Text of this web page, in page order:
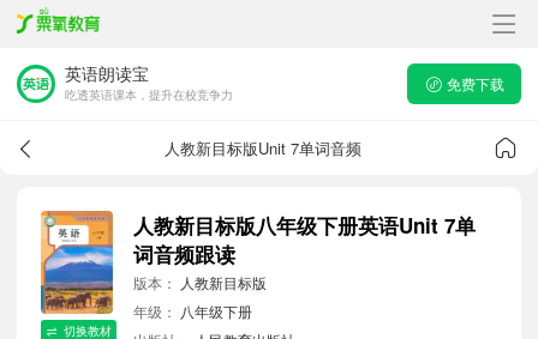
英语朗读宝
吃透英语课本，提升在校竞争力
免费下载
人教新目标版Unit 7单词音频
切换教材
人教新目标版八年级下册英语Unit 7单
词音频跟读
版本：
人教新目标版
年级： 八年级下册